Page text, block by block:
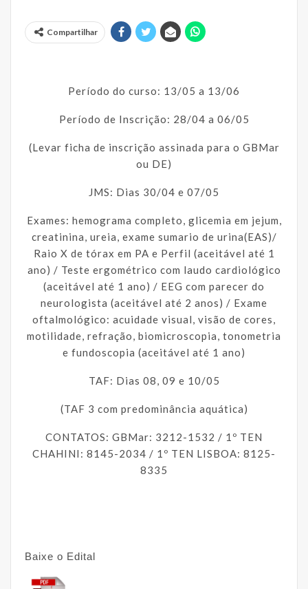
Compartilhar
Período do curso: 13/05 a 13/06
Período de Inscrição: 28/04 a 06/05
(Levar ficha de inscrição assinada para o GBMar
ou DE)
JMS: Dias 30/04 e 07/05
Exames: hemograma completo, glicemia em jejum,
creatinina, ureia, exame sumario de urina(EAS)/
Raio X de tórax em PA e Perfil (aceitável até 1
ano) / Teste ergométrico com laudo cardiológico
(aceitável até 1 ano) / EEG com parecer do
neurologista (aceitável até 2 anos) / Exame
oftalmológico: acuidade visual, visão de cores,
motilidade, refração, biomicroscopia, tonometria
e fundoscopia (aceitável até 1 ano)
TAF: Dias 08, 09 e 10/05
(TAF 3 com predominância aquática)
CONTATOS: GBMar: 3212-1532 / 1º TEN
CHAHINI: 8145-2034 / 1º TEN LISBOA: 8125-
8335
Baixe o Edital